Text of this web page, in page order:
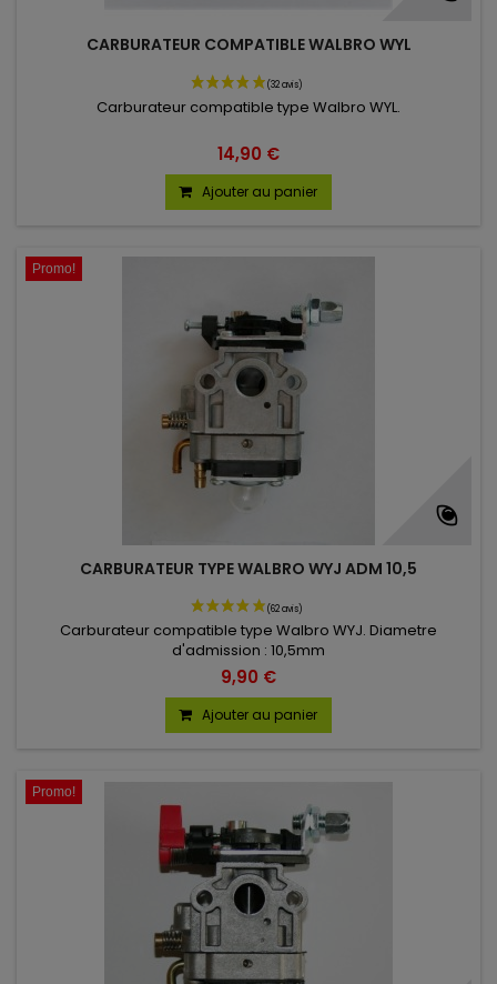
CARBURATEUR COMPATIBLE WALBRO WYL
Carburateur compatible type Walbro WYL.
14,90 €
Ajouter au panier
Promo!
CARBURATEUR TYPE WALBRO WYJ ADM 10,5
Carburateur compatible type Walbro WYJ. Diametre
d'admission : 10,5mm
9,90 €
Ajouter au panier
Promo!